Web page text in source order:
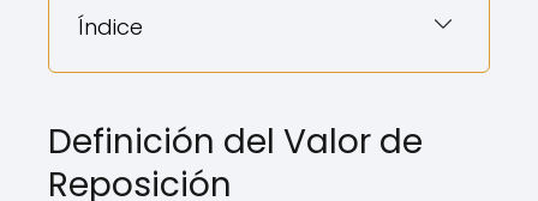
Índice
Definición del Valor de
Reposición